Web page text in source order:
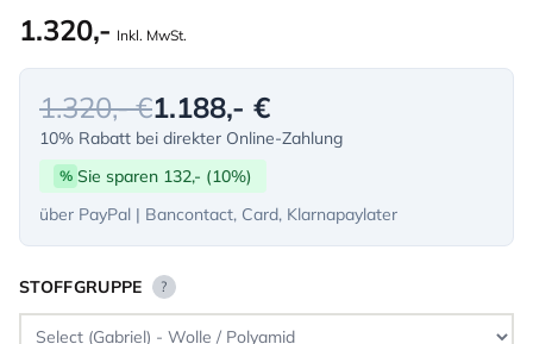
1.320,- Inkl. MwSt.
1.320,- €1.188,- €
10% Rabatt bei direkter Online-Zahlung
% Sie sparen 132,- (10%)
über PayPal | Bancontact, Card, Klarnapaylater
STOFFGRUPPE ?